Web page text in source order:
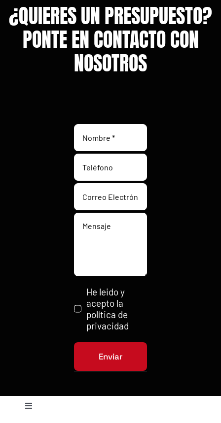
¿QUIERES UN PRESUPUESTO?
PONTE EN CONTACTO CON
NOSOTROS
He leido y
acepto la
política de
privacidad
Enviar
Toggle